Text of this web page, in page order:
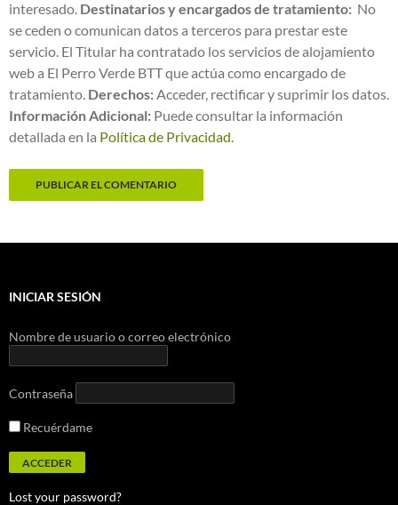
interesado. Destinatarios y encargados de tratamiento: No
se ceden o comunican datos a terceros para prestar este
servicio. El Titular ha contratado los servicios de alojamiento
web a El Perro Verde BTT que actúa como encargado de
tratamiento. Derechos:Acceder, rectificar y suprimir los datos.
Información Adicional: Puede consultar la información
detallada en la Política de Privacidad.
INICIAR SESIÓN
Nombre de usuario o correo electrónico
Contraseña
Recuérdame
Lost your password?